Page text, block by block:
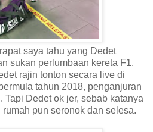
saya tahu yang Dedet
sukan perlumbaan kereta F1.
rajin tonton secara live di
tahun 2018, penganjuran
Tapi Dedet ok jer, sebab katanya
pun seronok dan selesa.